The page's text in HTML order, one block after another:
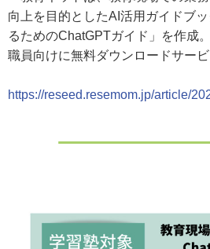
向上を目的としたAI活用ガイドブ
るためのChatGPTガイド」を作成
職員向けに無料ダウンロードサービ
https://reseed.resemom.jp/article/